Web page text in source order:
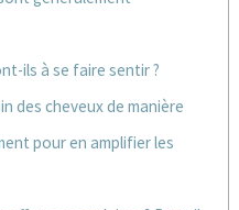
ils à se faire sentir ?
des cheveux de manière
pour en amplifier les